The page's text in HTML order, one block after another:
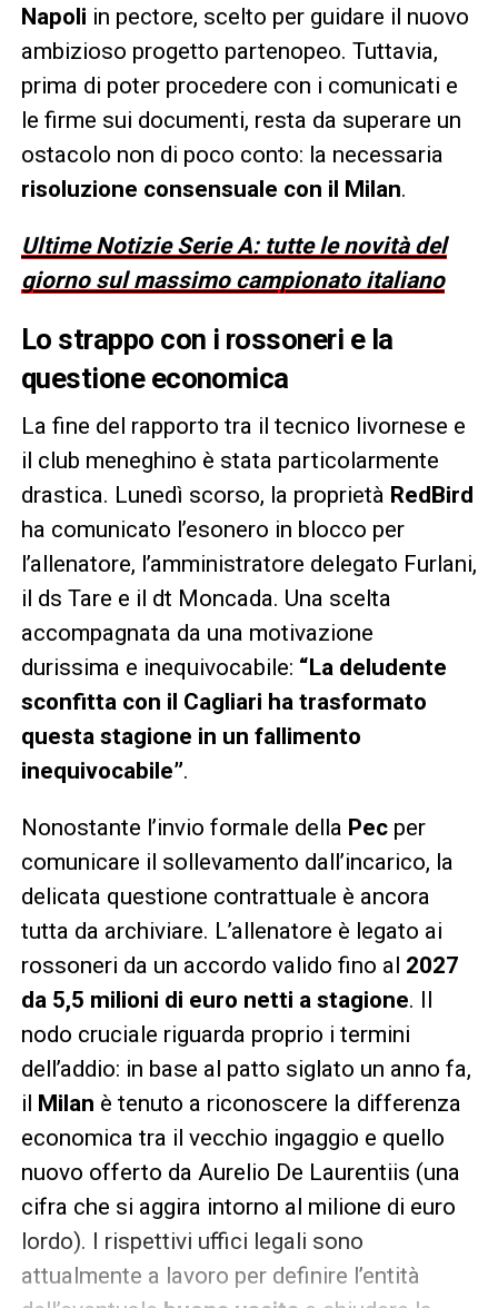
Napoli in pectore, scelto per guidare il nuovo
ambizioso progetto partenopeo. Tuttavia,
prima di poter procedere con i comunicati e
le firme sui documenti, resta da superare un
ostacolo non di poco conto: la necessaria
risoluzione consensuale con il Milan.
Ultime Notizie Serie A: tutte le novità del
giorno sul massimo campionato italiano
Lo strappo con i rossoneri e la
questione economica
La fine del rapporto tra il tecnico livornese e
il club meneghino è stata particolarmente
drastica. Lunedì scorso, la proprietà RedBird
ha comunicato l’esonero in blocco per
l’allenatore, l’amministratore delegato Furlani,
il ds Tare e il dt Moncada. Una scelta
accompagnata da una motivazione
durissima e inequivocabile: “La deludente
sconfitta con il Cagliari ha trasformato
questa stagione in un fallimento
inequivocabile”.
Nonostante l’invio formale della Pecper
comunicare il sollevamento dall’incarico, la
delicata questione contrattuale è ancora
tutta da archiviare. L’allenatore è legato ai
rossoneri da un accordo valido fino al 2027
da 5,5 milioni di euro netti a stagione. Il
nodo cruciale riguarda proprio i termini
dell’addio: in base al patto siglato un anno fa,
il Milan è tenuto a riconoscere la differenza
economica tra il vecchio ingaggio e quello
nuovo offerto da Aurelio De Laurentiis (una
cifra che si aggira intorno al milione di euro
lordo). I rispettivi uffici legali sono
attualmente a lavoro per definire l’entità